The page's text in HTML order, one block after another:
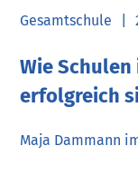
Gesamtschule
Wie
erfolgreich
Maja Dammann